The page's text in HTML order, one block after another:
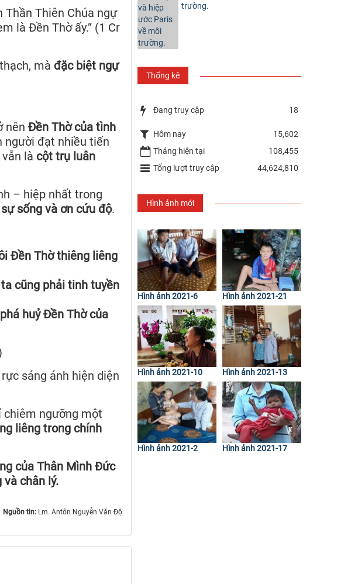
Thần Thiên Chúa ngự
là Đền Thờ ấy.” (1 Cr
mà đặc biệt ngự
nên Đền Thờ của tình
người đạt nhiều tiến
vẫn là cột trụ luân
– hiệp nhất trong
sống và ơn cứu độ.
Đền Thờ thiêng liêng
cũng phải tinh tuyền
phá huỷ Đền Thờ của
sáng ánh hiện diện
chiêm ngưỡng một
liêng trong chính
của Thân Mình Đức
chân lý.
Nguồn tin: Lm. Antôn Nguyễn Văn Độ
trường.
Thống kê
Đang truy cập 18
Hôm nay
15,602
Tháng hiện tại
108,455
Tổng lượt truy cập
44,624,810
Hình ảnh mới
Hình ảnh 2021-6 Hình ảnh 2021-21
Hình ảnh 2021-10 Hình ảnh 2021-13
Hình ảnh 2021-2 Hình ảnh 2021-17